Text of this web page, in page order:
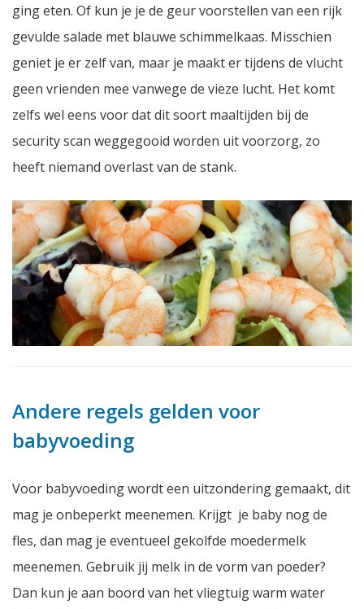
ging eten. Of kun je je de geur voorstellen van een rijk
gevulde salade met blauwe schimmelkaas. Misschien
geniet je er zelf van, maar je maakt er tijdens de vlucht
geen vrienden mee vanwege de vieze lucht. Het komt
zelfs wel eens voor dat dit soort maaltijden bij de
security scan weggegooid worden uit voorzorg, zo
heeft niemand overlast van de stank.
Andere regels gelden voor
babyvoeding
Voor babyvoeding wordt een uitzondering gemaakt, dit
mag je onbeperkt meenemen. Krijgt je baby nog de
fles, dan mag je eventueel gekolfde moedermelk
meenemen. Gebruik jij melk in de vorm van poeder?
Dan kun je aan boord van het vliegtuig warm water